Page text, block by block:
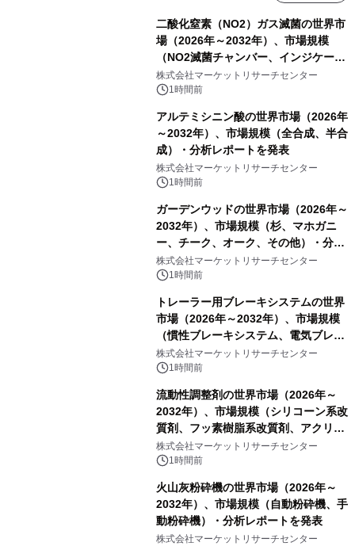
二酸化窒素（NO2）ガス滅菌の世界市
場（2026年～2032年）、市場規模
（NO2滅菌チャンバー、インジケータ
ーおよびモニタリングシステム、その
他）・分析レポートを発表
株式会社マーケットリサーチセンター
1時間前
アルテミシニン酸の世界市場（2026年
～2032年）、市場規模（全合成、半合
成）・分析レポートを発表
株式会社マーケットリサーチセンター
1時間前
ガーデンウッドの世界市場（2026年～
2032年）、市場規模（杉、マホガニ
ー、チーク、オーク、その他）・分析
レポートを発表
株式会社マーケットリサーチセンター
1時間前
トレーラー用ブレーキシステムの世界
市場（2026年～2032年）、市場規模
（慣性ブレーキシステム、電気ブレー
キシステム、その他）・分析レポート
を発表
株式会社マーケットリサーチセンター
1時間前
流動性調整剤の世界市場（2026年～
2032年）、市場規模（シリコーン系改
質剤、フッ素樹脂系改質剤、アクリル
系改質剤、ポリウレタン系改質剤、ワ
ックス系改質剤）・分析レポートを発
株式会社マーケットリサーチセンター
1時間前
火山灰粉砕機の世界市場（2026年～
2032年）、市場規模（自動粉砕機、手
動粉砕機）・分析レポートを発表
株式会社マーケットリサーチセンター